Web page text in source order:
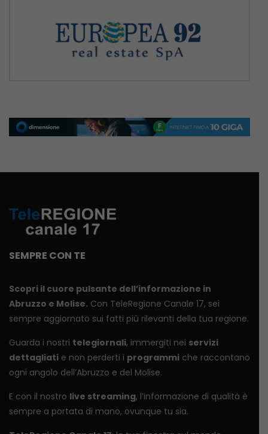
SEMPRE CON TE
Scopri il cuore pulsante dell’informazione in
Abruzzo e Molise. Con TeleRegione Canale 17, sei
sempre aggiornato sui fatti più rilevanti della tua regione.
Guarda i nostri telegiornali, immergiti nei servizi
dettagliati e non perderti i programmi che raccontano
ogni angolo dell’Abruzzo e del Molise.
E con il nostro live streaming, l’informazione di qualità è
sempre a portata di mano, ovunque tu sia.